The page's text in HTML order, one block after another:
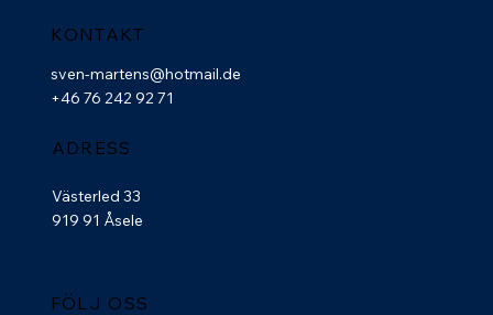
ADRESS
Västerled 33
919 91 Åsele
KONTAKT
sven-martens@hotmail.de
+46 76 242 92 71
FÖLJ OSS